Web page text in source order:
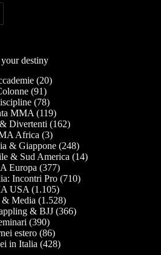
destiny
(20)
(91)
(78)
MMA (119)
Divertenti (162)
Africa (3)
& Giappone(248)
& Sud America (14)
Europa (377)
Incontri Pro(710)
USA (1.105)
Media (1.528)
& BJJ(366)
(390)
estero (86)
in Italia (428)